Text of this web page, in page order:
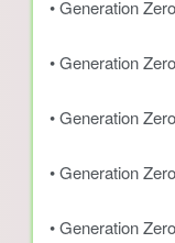
• Generation
• Generation
• Generation
• Generation
• Generation